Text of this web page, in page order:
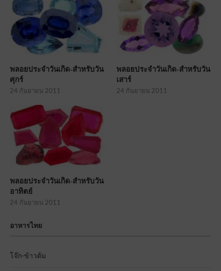
พลอยประจำวันเกิด-สำหรับวัน
ศุกร์
24 กันยายน 2011
พลอยประจำวันเกิด-สำหรับวัน
เสาร์
24 กันยายน 2011
พลอยประจำวันเกิด-สำหรับวัน
อาทิตย์
24 กันยายน 2011
อาหารไทย
โจ๊ก-ข้าวต้ม